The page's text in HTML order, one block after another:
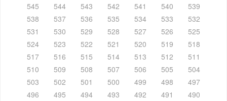
545
544 543 542 541 540
539
538
537 536 535 534 533
532
531
530 529 528 527 526
525
524
523 522 521 520 519
518
517
516 515 514 513 512
511
510
509 508 507 506 505
504
503
502 501 500 499 498
497
496
495 494 493 492 491
490